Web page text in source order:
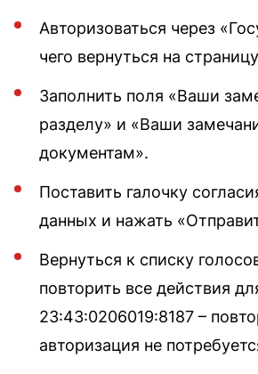
Авторизоваться через
чего вернуться на
Заполнить поля «Ваши
разделу» и «Ваши
документам».
Поставить галочку
данных и нажать
Вернуться к списку
повторить все действия
23:43:0206019:8187 –
авторизация не